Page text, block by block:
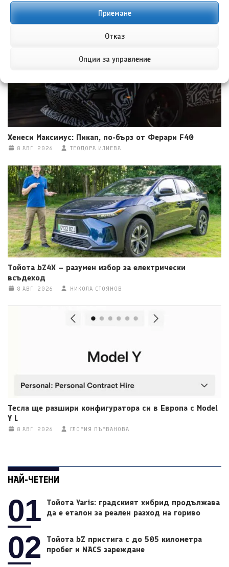
Приемане
Отказ
Опции за управление
Тойота Hilux: По-добра ли е от всякога?
НИКОЛА СТОЯНОВ
Хенеси Максимус: Пикап, по-бърз от Ферари F40
8 АВГ. 2026 ТЕОДОРА ИЛИЕВА
Тойота bZ4X – разумен избор за електрически
всъдеход
8 АВГ. 2026 НИКОЛА СТОЯНОВ
Тесла ще разшири конфигуратора си в Европа с Model
Y L
8 АВГ. 2026 ГЛОРИЯ ПЪРВАНОВА
НАЙ-ЧЕТЕНИ
01
Тойота Yaris: градският хибрид продължава
да е еталон за реален разход на гориво
02
Тойота bZ пристига с до 505 километра
пробег и NACS зареждане